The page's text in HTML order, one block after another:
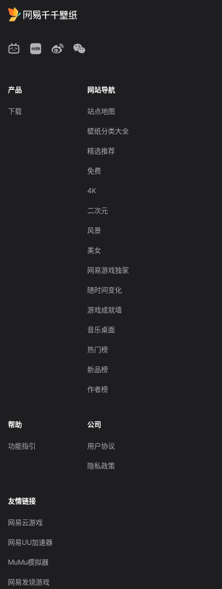
产品
下载
网站导航
站点地图
壁纸分类大全
精选推荐
免费
4K
二次元
风景
美女
网易游戏独家
随时间变化
游戏成就墙
音乐桌面
热门榜
新品榜
作者榜
帮助
功能指引
公司
用户协议
隐私政策
友情链接
网易云游戏
网易UU加速器
MuMu模拟器
网易发烧游戏